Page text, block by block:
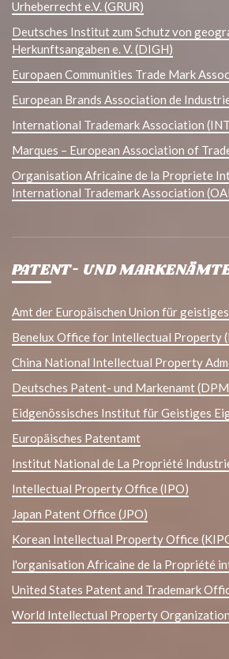
Urheberrecht e.V. (GRUR)
Deutsches Institut zum Schutz von
Herkunftsangaben e. V. (DIGH)
Europaen Communities Trade Mark
European Brands Association de
International Trademark Association
Marques – European Association of
Organisation Africaine de la Propriete
International Trademark Association
PATENT- UND
Amt der Europäischen Union für
Benelux Office for Intellectual Property
China National Intellectual Property
Deutsches Patent- und Markenamt
Eidgenössisches Institut für Geistiges
Europäisches Patentamt
Institut National de La Propriété
Intellectual Property Office (IPO)
Japan Patent Office (JPO)
Korean Intellectual Property Office
l'organisation Africaine de la Propriété
United States Patent and Trademark
World Intellectual Property